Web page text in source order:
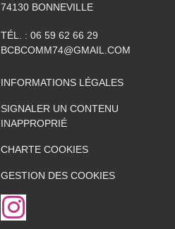
74130 BONNEVILLE
TÉL. : 06 59 62 66 29
BCBCOMM74@GMAIL.COM
INFORMATIONS LÉGALES
SIGNALER UN CONTENU
INAPPROPRIÉ
CHARTE COOKIES
GESTION DES COOKIES